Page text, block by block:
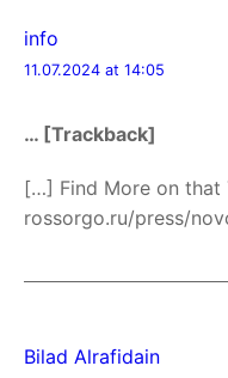
info
11.07.2024 at 14:05
… [Trackback]
[…] Find More on that
rossorgo.ru/press/
Bilad Alrafidain